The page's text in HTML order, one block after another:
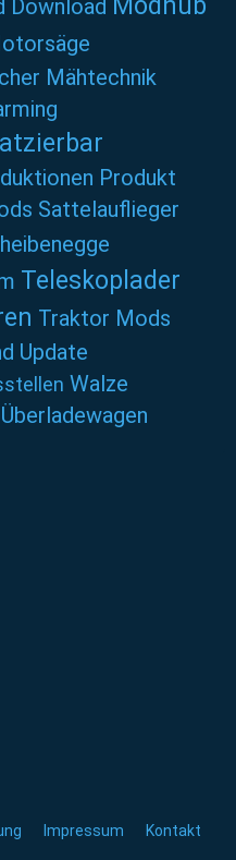
Download Modhub
Mähtechnik
Produkt
Sattelauflieger
Teleskoplader
Traktor Mods
Update
Walze
Überladewagen
Impressum Kontakt